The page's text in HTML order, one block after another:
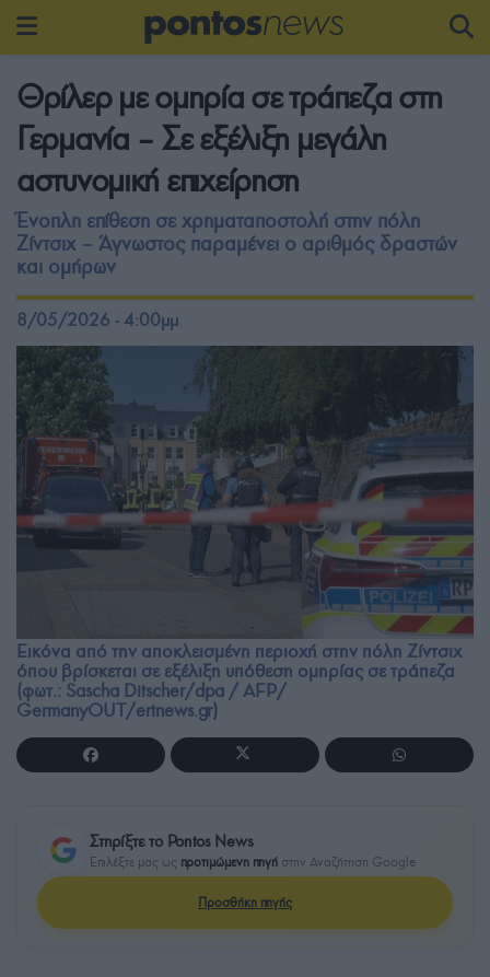
Θρίλερ με ομηρία σε τράπεζα στη
Γερμανία – Σε εξέλιξη μεγάλη
αστυνομική επιχείρηση
Ένοπλη επίθεση σε χρηματαποστολή στην πόλη
Ζίντσιχ – Άγνωστος παραμένει ο αριθμός δραστών
και ομήρων
8/05/2026 - 4:00μμ
Εικόνα από την αποκλεισμένη περιοχή στην πόλη Ζίντσιχ
όπου βρίσκεται σε εξέλιξη υπόθεση ομηρίας σε τράπεζα
(φωτ.: Sascha Ditscher/dpa / AFP/
GermanyOUT/ertnews.gr)
Στηρίξτε το Pontos News
Επιλέξτε μας ως προτιμώμενη πηγή στην Αναζήτηση Google
Προσθήκη πηγής